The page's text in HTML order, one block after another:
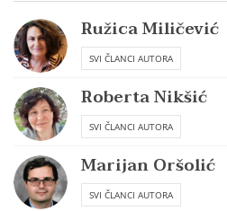
Ružica Miličević
SVI ČLANCI AUTORA
Roberta Nikšić
SVI ČLANCI AUTORA
Marijan Oršolić
SVI ČLANCI AUTORA